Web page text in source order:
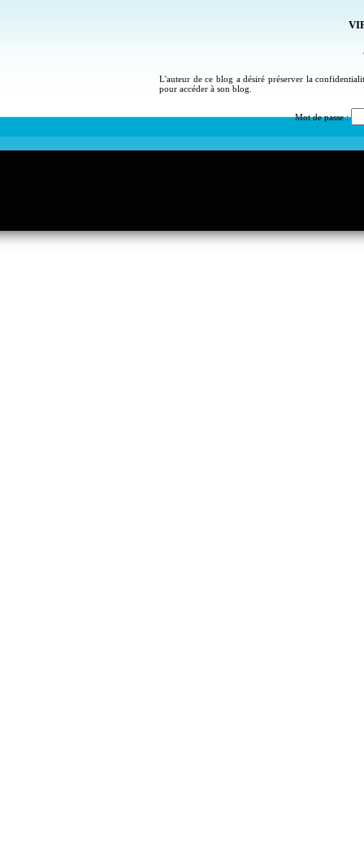
L'auteur de ce blog a désiré préserver la
pour accéder à son blog.
Mot de passe :